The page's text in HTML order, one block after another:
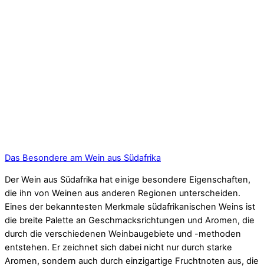
Das Besondere am Wein aus Südafrika
Der Wein aus Südafrika hat einige besondere Eigenschaften,
die ihn von Weinen aus anderen Regionen unterscheiden.
Eines der bekanntesten Merkmale südafrikanischen Weins ist
die breite Palette an Geschmacksrichtungen und Aromen, die
durch die verschiedenen Weinbaugebiete und -methoden
entstehen. Er zeichnet sich dabei nicht nur durch starke
Aromen, sondern auch durch einzigartige Fruchtnoten aus, die